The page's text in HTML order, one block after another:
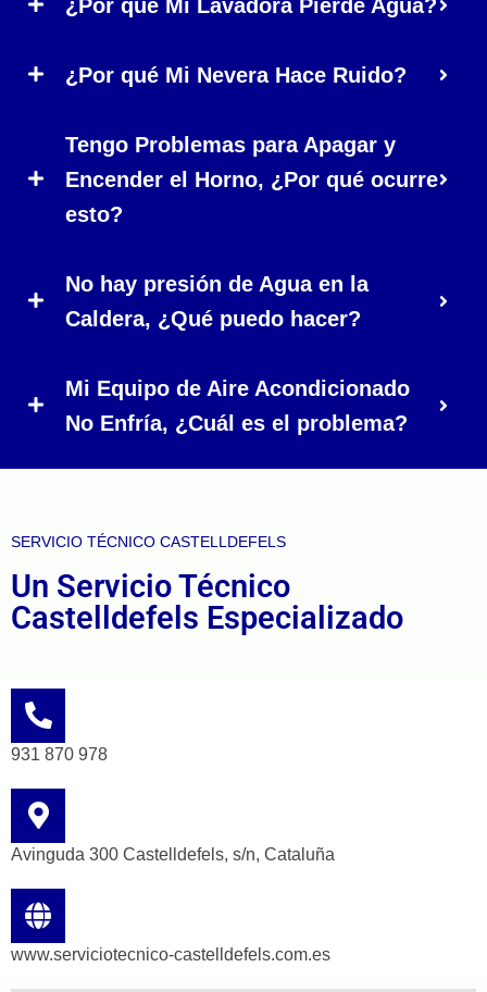
¿Por qué Mi Lavadora Pierde Agua?
¿Por qué Mi Nevera Hace Ruido?
Tengo Problemas para Apagar y
Encender el Horno, ¿Por qué ocurre
esto?
No hay presión de Agua en la
Caldera, ¿Qué puedo hacer?
Mi Equipo de Aire Acondicionado
No Enfría, ¿Cuál es el problema?
SERVICIO TÉCNICO CASTELLDEFELS
Un Servicio Técnico
Castelldefels Especializado
931 870 978
Avinguda 300 Castelldefels, s/n, Cataluña
www.serviciotecnico-castelldefels.com.es